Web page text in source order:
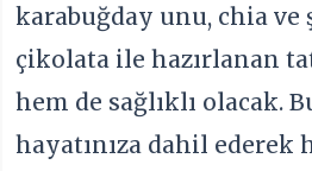
karabuğday unu, chia ve
çikolata ile hazırlanan
hem de sağlıklı olacak.
hayatınıza dahil ederek